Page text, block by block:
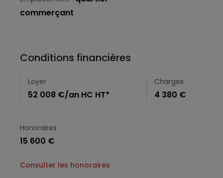
commerçant
Conditions financières
Loyer
52 008 €/an HC HT*
Charges
4 380 €
Honoraires
15 600 €
Consulter les honoraires